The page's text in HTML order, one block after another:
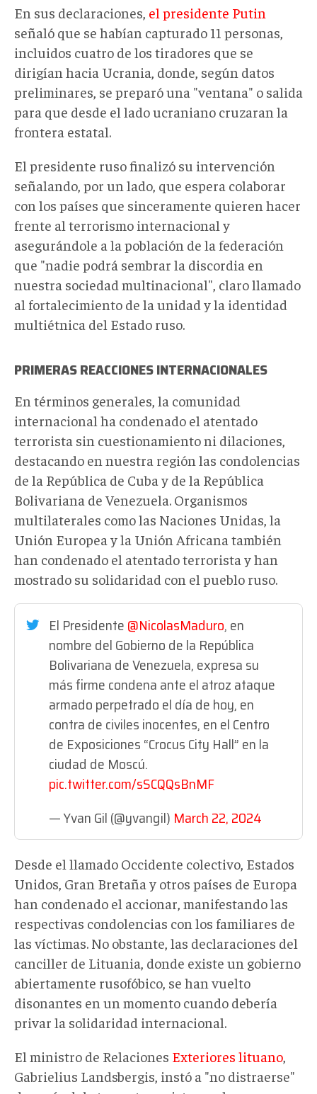
En sus declaraciones, el presidente Putin
señaló que se habían capturado 11 personas,
incluidos cuatro de los tiradores que se
dirigían hacia Ucrania, donde, según datos
preliminares, se preparó una "ventana" o salida
para que desde el lado ucraniano cruzaran la
frontera estatal.
El presidente ruso finalizó su intervención
señalando, por un lado, que espera colaborar
con los países que sinceramente quieren hacer
frente al terrorismo internacional y
asegurándole a la población de la federación
que "nadie podrá sembrar la discordia en
nuestra sociedad multinacional", claro llamado
al fortalecimiento de la unidad y la identidad
multiétnica del Estado ruso.
PRIMERAS REACCIONES INTERNACIONALES
En términos generales, la comunidad
internacional ha condenado el atentado
terrorista sin cuestionamiento ni dilaciones,
destacando en nuestra región las condolencias
de la República de Cuba y de la República
Bolivariana de Venezuela. Organismos
multilaterales como las Naciones Unidas, la
Unión Europea y la Unión Africana también
han condenado el atentado terrorista y han
mostrado su solidaridad con el pueblo ruso.
El Presidente@NicolasMaduro, en
nombre del Gobierno de la República
Bolivariana de Venezuela, expresa su
más firme condena ante el atroz ataque
armado perpetrado el día de hoy, en
contra de civiles inocentes, en el Centro
de Exposiciones “Crocus City Hall” en la
ciudad de Moscú.
pic.twitter.com/sSCQQsBnMF
— Yvan Gil (@yvangil) March 22, 2024
Desde el llamado Occidente colectivo, Estados
Unidos, Gran Bretaña y otros países de Europa
han condenado el accionar, manifestando las
respectivas condolencias con los familiares de
las víctimas. No obstante, las declaraciones del
canciller de Lituania, donde existe un gobierno
abiertamente rusofóbico, se han vuelto
disonantes en un momento cuando debería
privar la solidaridad internacional.
El ministro de Relaciones Exteriores lituano
Gabrielius Landsbergis, instó a "no distraerse"